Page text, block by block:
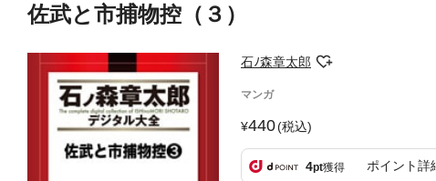
佐武と市捕物控（３）
石ﾉ森章太郎
マンガ
440(税込)
4pt獲得 ポイント詳